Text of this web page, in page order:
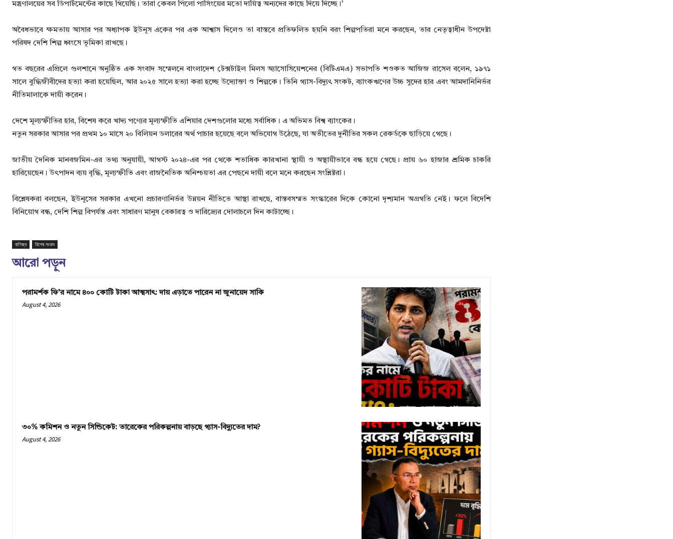
মন্ত্রণালয়ের সব ডিপার্টমেন্টের কাছে গিয়েছি। তারা কেবল পিলো পাসিংয়ের মতো দায়িত্ব অন্যদের কাছে দিয়ে দিচ্ছে।’
অবৈধভাবে ক্ষমতায় আসার পর অধ্যাপক ইউনূস একের পর এক আশ্বাস দিলেও তা বাস্তবে প্রতিফলিত হয়নি বরং শিল্পপতিরা মনে করছেন, তার নেতৃত্বাধীন উপদেষ্টা
পরিষদ দেশি শিল্প ধ্বংসে ভূমিকা রাখছে।
গত বছরের এপ্রিলে গুলশানে অনুষ্ঠিত এক সংবাদ সম্মেলনে বাংলাদেশ টেক্সটাইল মিলস অ্যাসোসিয়েশনের (বিটিএমএ) সভাপতি শওকত আজিজ রাসেল বলেন, ১৯৭১
সালে বুদ্ধিজীবীদের হত্যা করা হয়েছিল, আর ২০২৫ সালে হত্যা করা হচ্ছে উদ্যোক্তা ও শিল্পকে। তিনি গ্যাস-বিদ্যুৎ সংকট, ব্যাংকঋণের উচ্চ সুদের হার এবং আমদানিনির্ভর
নীতিমালাকে দায়ী করেন।
দেশে মূল্যস্ফীতির হার, বিশেষ করে খাদ্য পণ্যের মূল্যস্ফীতি এশিয়ার দেশগুলোর মধ্যে সর্বাধিক। এ অভিমত বিশ্ব ব্যাংকের।
নতুন সরকার আসার পর প্রথম ১০ মাসে ২০ বিলিয়ন ডলারের অর্থ পাচার হয়েছে বলে অভিযোগ উঠেছে, যা অতীতের দুর্নীতির সকল রেকর্ডকে ছাড়িয়ে গেছে।
জাতীয় দৈনিক মানবজমিন-এর তথ্য অনুযায়ী, আগস্ট ২০২৪-এর পর থেকে শতাধিক কারখানা স্থায়ী ও অস্থায়ীভাবে বন্ধ হয়ে গেছে। প্রায় ৬০ হাজার শ্রমিক চাকরি
হারিয়েছেন। উৎপাদন ব্যয় বৃদ্ধি, মূল্যস্ফীতি এবং রাজনৈতিক অনিশ্চয়তা এর পেছনে দায়ী বলে মনে করছেন সংশ্লিষ্টরা।
বিশ্লেষকরা বলছেন, ইউনূসের সরকার এখনো প্রচারণানির্ভর উন্নয়ন নীতিতে আস্থা রাখছে, বাস্তবসম্মত সংস্কারের দিকে কোনো দৃশ্যমান অগ্রগতি নেই। ফলে বিদেশি
বিনিয়োগ বন্ধ, দেশি শিল্প বিপর্যস্ত এবং সাধারণ মানুষ বেকারত্ব ও দারিদ্র্যের দোলাচলে দিন কাটাচ্ছে।
বাণিজ্য বিশেষ সংবাদ
আরো পড়ুন
পরামর্শক ফি’র নামে ৪০০ কোটি টাকা আত্মসাৎ: দায় এড়াতে পারেন না জুনায়েদ সাকি
August 4, 2026
৩০% কমিশন ও নতুন সিন্ডিকেট: তারেকের পরিকল্পনায় বাড়ছে গ্যাস-বিদ্যুতের দাম?
August 4, 2026